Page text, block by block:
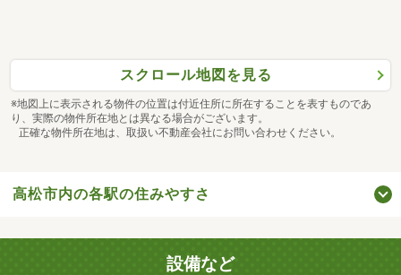
スクロール地図を見る
※地図上に表示される物件の位置は付近住所に所在することを表すものであ
り、実際の物件所在地とは異なる場合がございます。
正確な物件所在地は、取扱い不動産会社にお問い合わせください。
高松市内の各駅の住みやすさ
設備など